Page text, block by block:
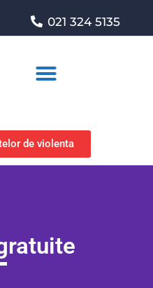
021 324 5135
de violenta